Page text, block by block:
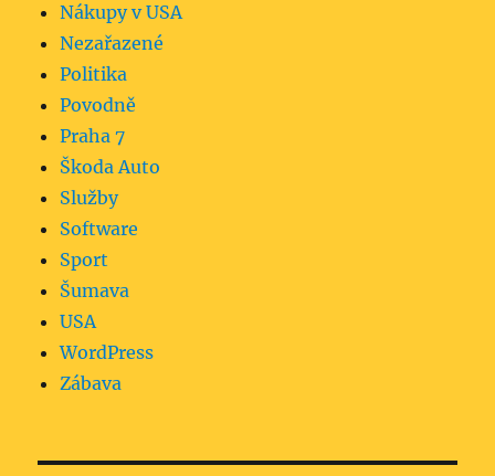
Nákupy v USA
Nezařazené
Politika
Povodně
Praha 7
Škoda Auto
Služby
Software
Sport
Šumava
USA
WordPress
Zábava